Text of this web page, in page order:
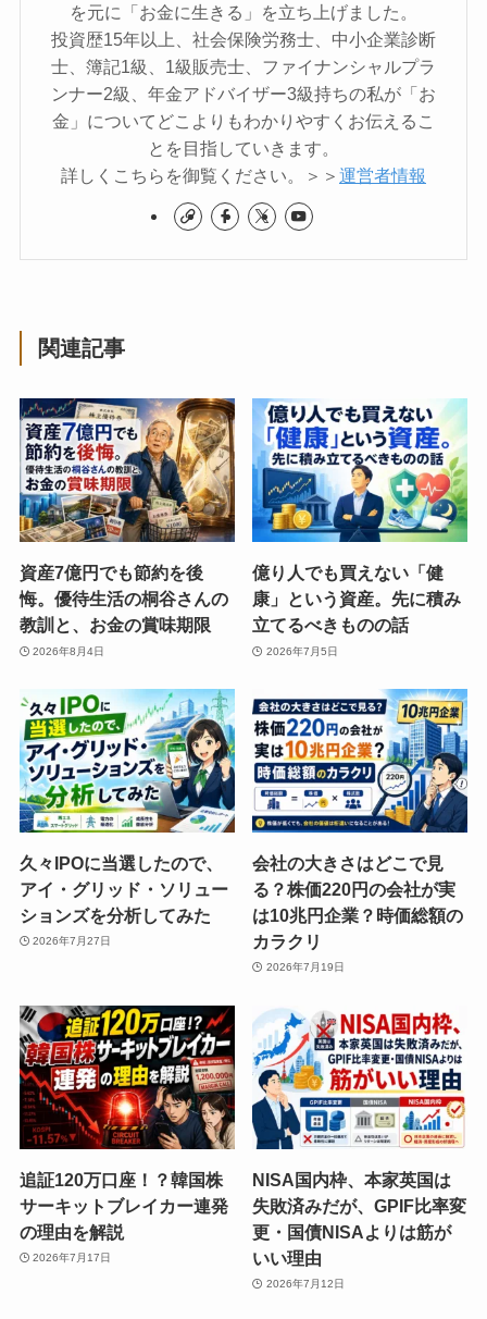
を元に「お金に生きる」を立ち上げました。
投資歴15年以上、社会保険労務士、中小企業診断
士、簿記1級、1級販売士、ファイナンシャルプラ
ンナー2級、年金アドバイザー3級持ちの私が「お
金」についてどこよりもわかりやすくお伝えるこ
とを目指していきます。
詳しくこちらを御覧ください。＞＞ 運営者情報
関連記事
資産7億円でも節約を後
悔。優待生活の桐谷さんの
教訓と、お金の賞味期限
2026年8月4日
億り人でも買えない「健
康」という資産。先に積み
立てるべきものの話
2026年7月5日
久々IPOに当選したので、
アイ・グリッド・ソリュー
ションズを分析してみた
2026年7月27日
会社の大きさはどこで見
る？株価220円の会社が実
は10兆円企業？時価総額の
カラクリ
2026年7月19日
追証120万口座！？韓国株
サーキットブレイカー連発
の理由を解説
2026年7月17日
NISA国内枠、本家英国は
失敗済みだが、GPIF比率変
更・国債NISAよりは筋が
いい理由
2026年7月12日